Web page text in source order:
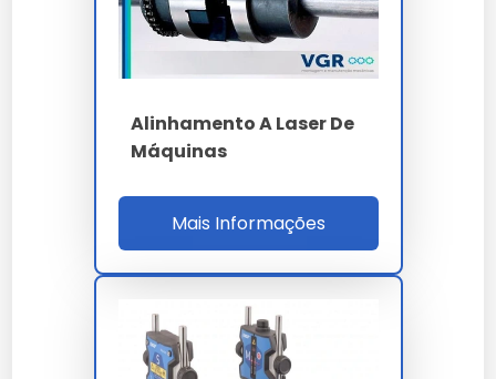
máquinas rotativas?
A conservação depende de boas práticas de
oficial fornecida por nossa empresa.
Existe garantia para
alinhamento a laser de
máquinas rotativas?
de máquinas rotativas contam com garantia de
fábrica e suporte técnico especializado.
Alinhamento A Laser De
Máquinas
Mais Informações